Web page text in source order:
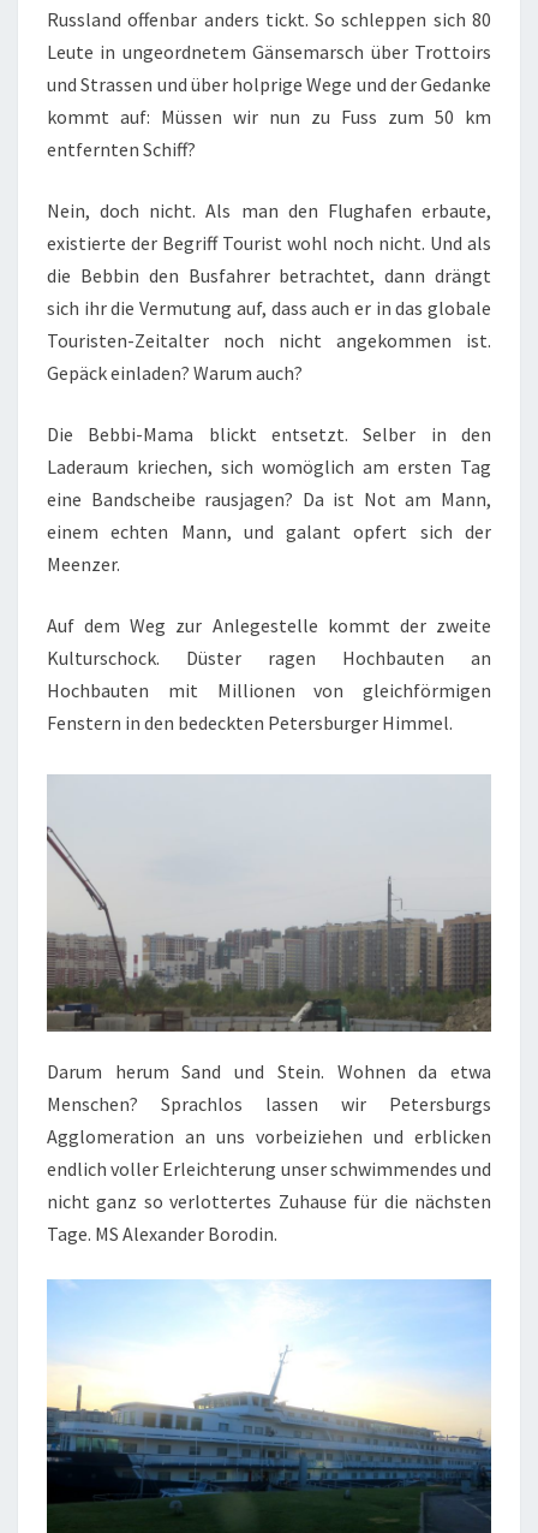
Russland offenbar anders tickt. So schleppen sich 80
Leute in ungeordnetem Gänsemarsch über Trottoirs
und Strassen und über holprige Wege und der Gedanke
kommt auf: Müssen wir nun zu Fuss zum 50 km
entfernten Schiff?
Nein, doch nicht. Als man den Flughafen erbaute,
existierte der Begriff Tourist wohl noch nicht. Und als
die Bebbin den Busfahrer betrachtet, dann drängt
sich ihr die Vermutung auf, dass auch er in das globale
Touristen-Zeitalter noch nicht angekommen ist.
Gepäck einladen? Warum auch?
Die Bebbi-Mama blickt entsetzt. Selber in den
Laderaum kriechen, sich womöglich am ersten Tag
eine Bandscheibe rausjagen? Da ist Not am Mann,
einem echten Mann, und galant opfert sich der
Meenzer.
Auf dem Weg zur Anlegestelle kommt der zweite
Kulturschock. Düster ragen Hochbauten an
Hochbauten mit Millionen von gleichförmigen
Fenstern in den bedeckten Petersburger Himmel.
Darum herum Sand und Stein. Wohnen da etwa
Menschen? Sprachlos lassen wir Petersburgs
Agglomeration an uns vorbeiziehen und erblicken
endlich voller Erleichterung unser schwimmendes und
nicht ganz so verlottertes Zuhause für die nächsten
Tage. MS Alexander Borodin.